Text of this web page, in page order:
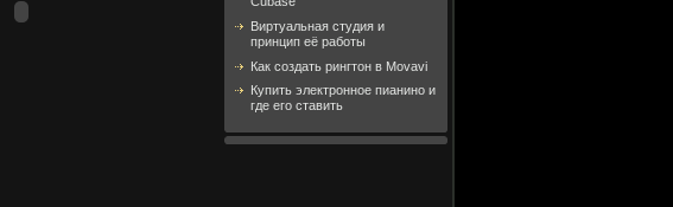
Виртуальная студия и
принцип её работы
Как создать рингтон в Movavi
Купить электронное пианино и
где его ставить